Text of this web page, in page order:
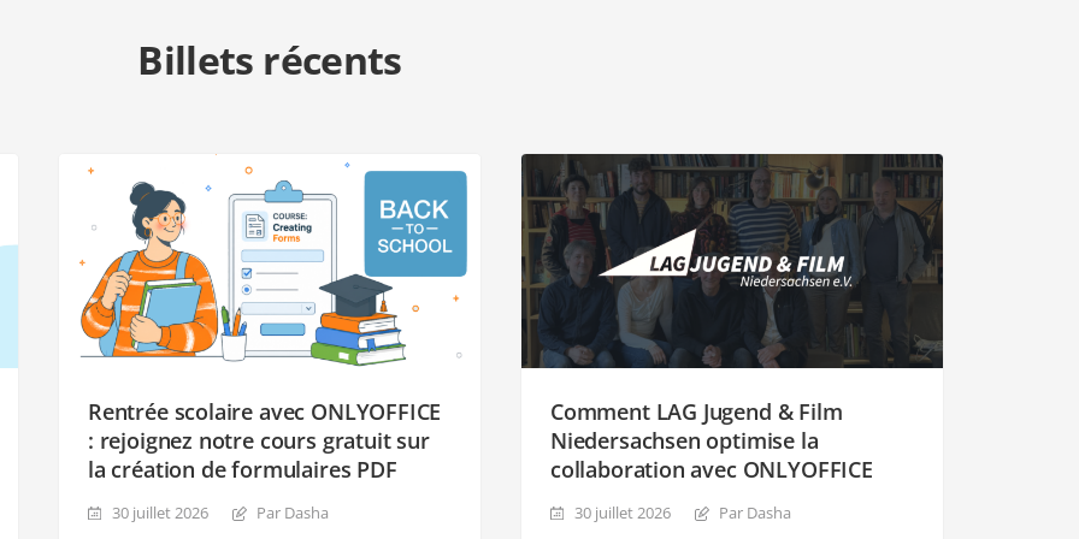
Billets récents
Rentrée scolaire avec ONLYOFFICE
: rejoignez notre cours gratuit sur
la création de formulaires PDF
30 juillet 2026 Par Dasha
Comment LAG Jugend & Film
Niedersachsen optimise la
collaboration avec ONLYOFFICE
30 juillet 2026 Par Dasha